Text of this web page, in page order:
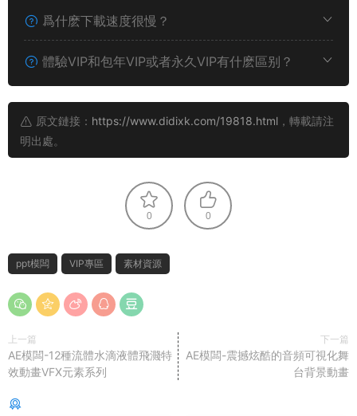
爲什麽下載速度很慢？
體驗VIP和包年VIP或者永久VIP有什麽區别？
原文鏈接： https://www.didixk.com/19818.html ，轉載請注
明出處。
0 0
ppt模闆 VIP專區 素材資源
上一篇
AE模闆-12種流體水滴液體飛濺特
效動畫VFX元素系列
下一篇
AE模闆-震撼炫酷的音頻可視化舞
台背景動畫